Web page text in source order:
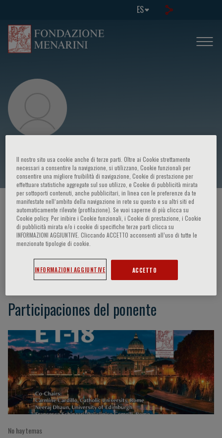
ES
M. Lavhale
HOME PAGE / CURSOS Y EVENTOS / ORADOR
M. Lavhale
Participaciones del ponente
No hay temas
Il nostro sito usa cookie anche di terze parti. Oltre ai Cookie strettamente
necessari a consentire la navigazione, si utilizzano, Cookie funzionali per
consentire una migliore fruibilità di navigazione, Cookie di prestazione per
effettuare statistiche aggregate sul suo utilizzo, e Cookie di pubblicità mirata
per sottoporti contenuti, anche pubblicitari, in linea con le preferenze da te
manifestate nell‘ambito della navigazione in rete su questo e su altri siti ed
automaticamente rilevate (profilazione). Se vuoi saperne di più clicca su
Cookie policy. Per inibire i Cookie funzionali, i Cookie di prestazione, i Cookie
di pubblicità mirata e/o i cookie di specifiche terze parti clicca su
INFORMAZIONI AGGIUNTIVE. Cliccando ACCETTO acconsenti all’uso di tutte le
menzionate tipologie di cookie.
INFORMAZIONI AGGIUNTIVE ACCETTO